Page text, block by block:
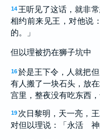
14 王听见了这话，就非
相约前来见王，对他说
的。」
但以理被扔在狮子坑中
16 於是王下令，人就把
有人搬了一块石头，放
宫里，整夜没有吃东西
19 次日黎明，天一亮，
对但以理说：「永活 神